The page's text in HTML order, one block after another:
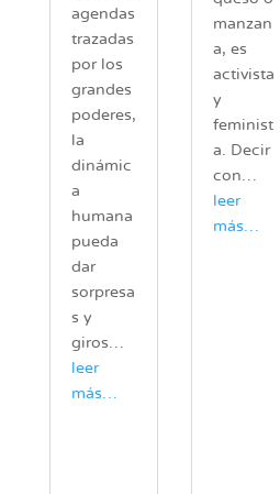
agendas
trazadas
por los
grandes
poderes,
la
dinámic
a
humana
pueda
dar
sorpresa
s y
giros…
leer
más…
manzan
a, es
activista
y
feminist
a. Decir
con…
leer
más…